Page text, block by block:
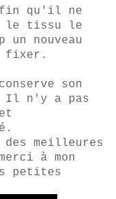
qu'il ne
le tissu le
nouveau
fixer.
son
Il n'y a pas
meilleures
à mon
petites